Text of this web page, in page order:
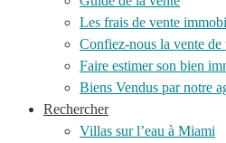
Les frais de vente
Confiez-nous la vente de
Faire estimer son bien
Biens Vendus par notre
Rechercher
Villas sur l’eau à Miami